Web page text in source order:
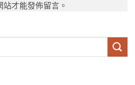
站才能發佈留言。